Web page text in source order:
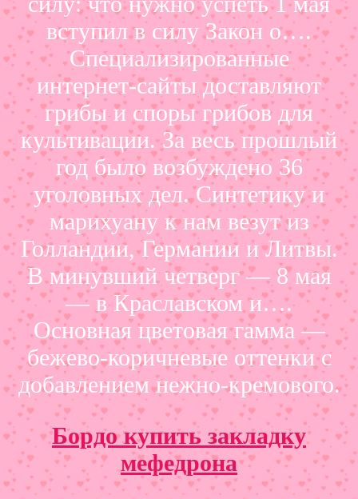
вступил в силу Закон о….
Специализированные
интернет-сайты доставляют
грибы и споры грибов для
культивации. За весь прошлый
год было возбуждено 36
уголовных дел. Синтетику и
марихуану к нам везут из
Голландии, Германии и Литвы.
В минувший четверг — 8 мая
— в Краславском и….
Основная цветовая гамма —
бежево-коричневые оттенки с
добавлением нежно-кремового.
Бордо купить закладку
мефедрона